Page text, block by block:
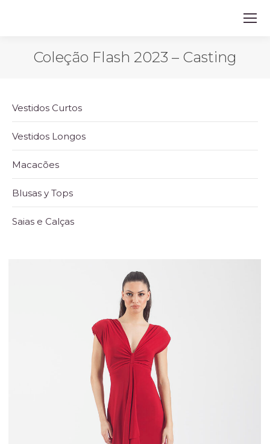
Coleção Flash 2023 – Casting
Vestidos Curtos
Vestidos Longos
Macacões
Blusas y Tops
Saias e Calças